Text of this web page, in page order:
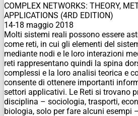
COMPLEX NETWORKS: THEORY,
APPLICATIONS (4RD EDITION)
14-18 maggio 2018
Molti sistemi reali possono essere
come reti, in cui gli elementi del
mediante nodi e le loro interazioni
reti rappresentano quindi la spina
complessi e la loro analisi teorica e
consente di ottenere importanti
settori applicativi. Le Reti si trovano
disciplina – sociologia, trasporti,
biologia, solo per fare alcuni esempi